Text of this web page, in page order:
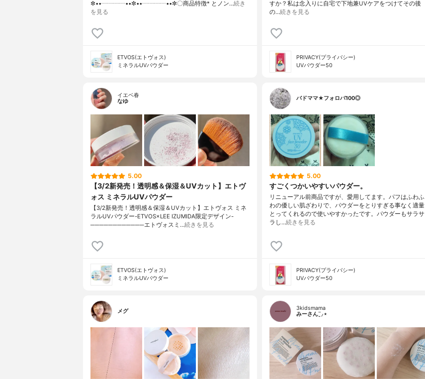
✼••┈┈┈┈••✼••┈┈┈┈••✼〇商品特徴* とノン…続き
を見る
ETVOS(エトヴォス)
ミネラルUVパウダー
すか？私は念入りに自宅で下地兼UVケアをつけてその後
の…続きを見る
PRIVACY(プライバシー)
UVパウダー50
イエベ春
なゆ
5.00
【3/2新発売！透明感＆保湿＆UVカット】エトヴ
ォス ミネラルUVパウダー
【3/2新発売！透明感＆保湿＆UVカット】エトヴォス ミネ
ラルUVパウダー-ETVOS×LEE IZUMIDA限定デザイン-
────────────エトヴォスミ…続きを見る
ETVOS(エトヴォス)
ミネラルUVパウダー
バドママ★フォロバ100◎
5.00
すごくつかいやすいパウダー。
リニューアル前商品ですが、愛用してます。パフはふわふ
わの優しい肌ざわりで、パウダーをとりすぎる事なく適量
とってくれるので使いやすかったです。パウダーもサラサ
ラし…続きを見る
PRIVACY(プライバシー)
UVパウダー50
メグ
3kidsmama
みーさん¨̮⸝⋆